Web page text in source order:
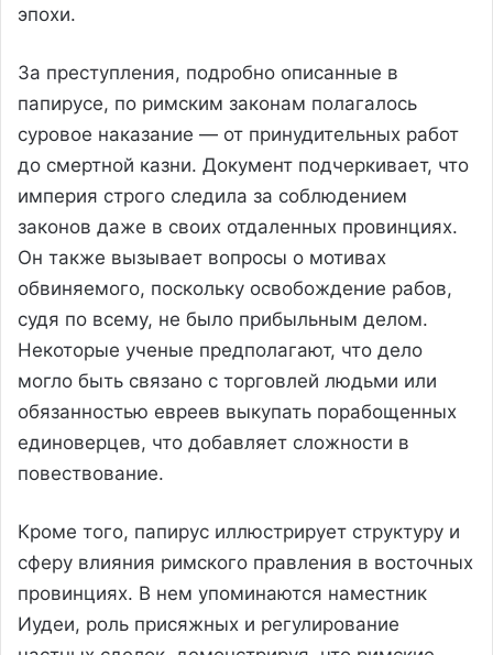
эпохи.
За преступления, подробно описанные в
папирусе, по римским законам полагалось
суровое наказание — от принудительных работ
до смертной казни. Документ подчеркивает, что
империя строго следила за соблюдением
законов даже в своих отдаленных провинциях.
Он также вызывает вопросы о мотивах
обвиняемого, поскольку освобождение рабов,
судя по всему, не было прибыльным делом.
Некоторые ученые предполагают, что дело
могло быть связано с торговлей людьми или
обязанностью евреев выкупать порабощенных
единоверцев, что добавляет сложности в
повествование.
Кроме того, папирус иллюстрирует структуру и
сферу влияния римского правления в восточных
провинциях. В нем упоминаются наместник
Иудеи, роль присяжных и регулирование